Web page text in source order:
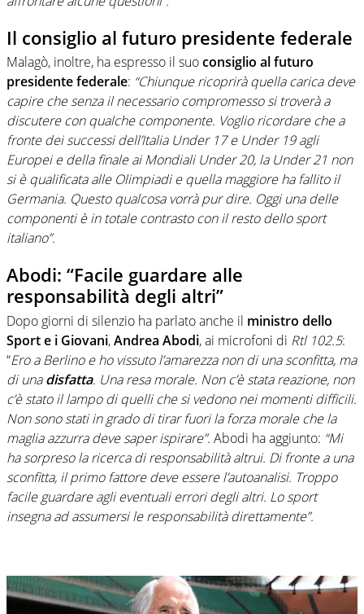
Il consiglio al futuro presidente federale
Malagò, inoltre, ha espresso il suoconsiglio al futuro
presidente federale: “Chiunque ricoprirà quella carica deve
capire che senza il necessario compromesso si troverà a
discutere con qualche componente. Voglio ricordare che a
fronte dei successi dell’Italia Under 17 e Under 19 agli
Europei e della finale ai Mondiali Under 20, la Under 21 non
si è qualificata alle Olimpiadi e quella maggiore ha fallito il
Germania. Questo qualcosa vorrà pur dire. Oggi una delle
componenti è in totale contrasto con il resto dello sport
italiano”.
Abodi: “Facile guardare alle
responsabilità degli altri”
Dopo giorni di silenzio ha parlato anche il ministro dello
Sport e i Giovani,Andrea Abodi, ai microfoni di Rtl 102.5:
“Ero a Berlino e ho vissuto l’amarezza non di una sconfitta, ma
di unadisfatta. Una resa morale. Non c’è stata reazione, non
c’è stato il lampo di quelli che si vedono nei momenti difficili.
Non sono stati in grado di tirar fuori la forza morale che la
maglia azzurra deve saper ispirare”. Abodi ha aggiunto: “Mi
ha sorpreso la ricerca di responsabilità altrui. Di fronte a una
sconfitta, il primo fattore deve essere l’autoanalisi. Troppo
facile guardare agli eventuali errori degli altri. Lo sport
insegna ad assumersi le responsabilità direttamente”.